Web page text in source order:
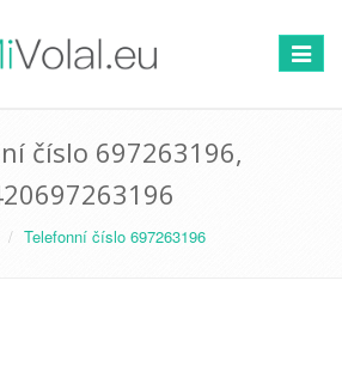
číslo 697263196,
Telefonní číslo 697263196